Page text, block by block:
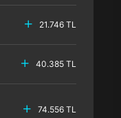
21.746 TL
40.385 TL
74.556 TL